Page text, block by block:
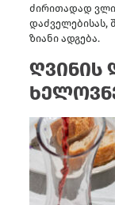
ძირითადად
დაძველებისას,
ზიანი ადგება.
ღვინის